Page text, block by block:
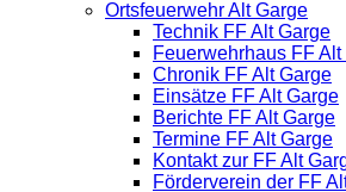
Ortsfeuerwehr Alt Garge
Technik FF Alt Garge
Feuerwehrhaus FF Alt
Chronik FF Alt Garge
Einsätze FF Alt Garge
Berichte FF Alt Garge
Termine FF Alt Garge
Kontakt zur FF Alt
Förderverein der FF